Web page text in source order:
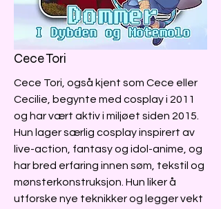
Cece Tori
Cece Tori, også kjent som Cece eller
Cecilie, begynte med cosplay i 2011
og har vært aktiv i miljøet siden 2015.
Hun lager særlig cosplay inspirert av
live-action, fantasy og idol-anime, og
har bred erfaring innen søm, tekstil og
mønsterkonstruksjon. Hun liker å
utforske nye teknikker og legger vekt